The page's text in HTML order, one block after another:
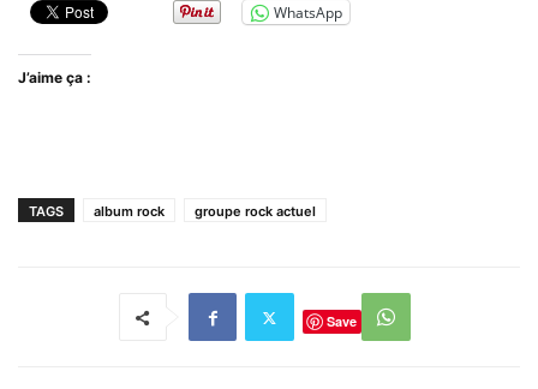
WhatsApp
J’aime ça :
TAGS album rock groupe rock actuel
Save